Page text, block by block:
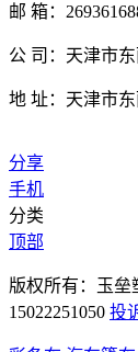
邮 箱：
公 司：天津市
地 址：天津市
分享
手机
分类
顶部
版权所有：玉垒
15022251050 投